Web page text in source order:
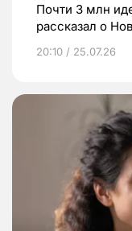
Почти 3 млн
рассказал о
20:10 / 25.07.26